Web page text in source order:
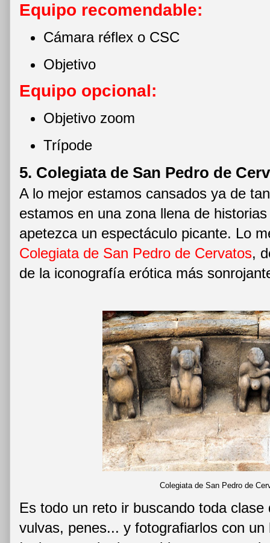
Equipo recomendable:
Cámara réflex o CSC
Objetivo
Equipo opcional:
Objetivo zoom
Trípode
5. Colegiata de San Pedro de
A lo mejor estamos cansados ya de
estamos en una zona llena de
apetezca un espectáculo picante. Lo
Colegiata de San Pedro de Cervatos,
de la iconografía erótica más
Colegiata de San Pedro de
Es todo un reto ir buscando toda
vulvas, penes... y fotografiarlos con un